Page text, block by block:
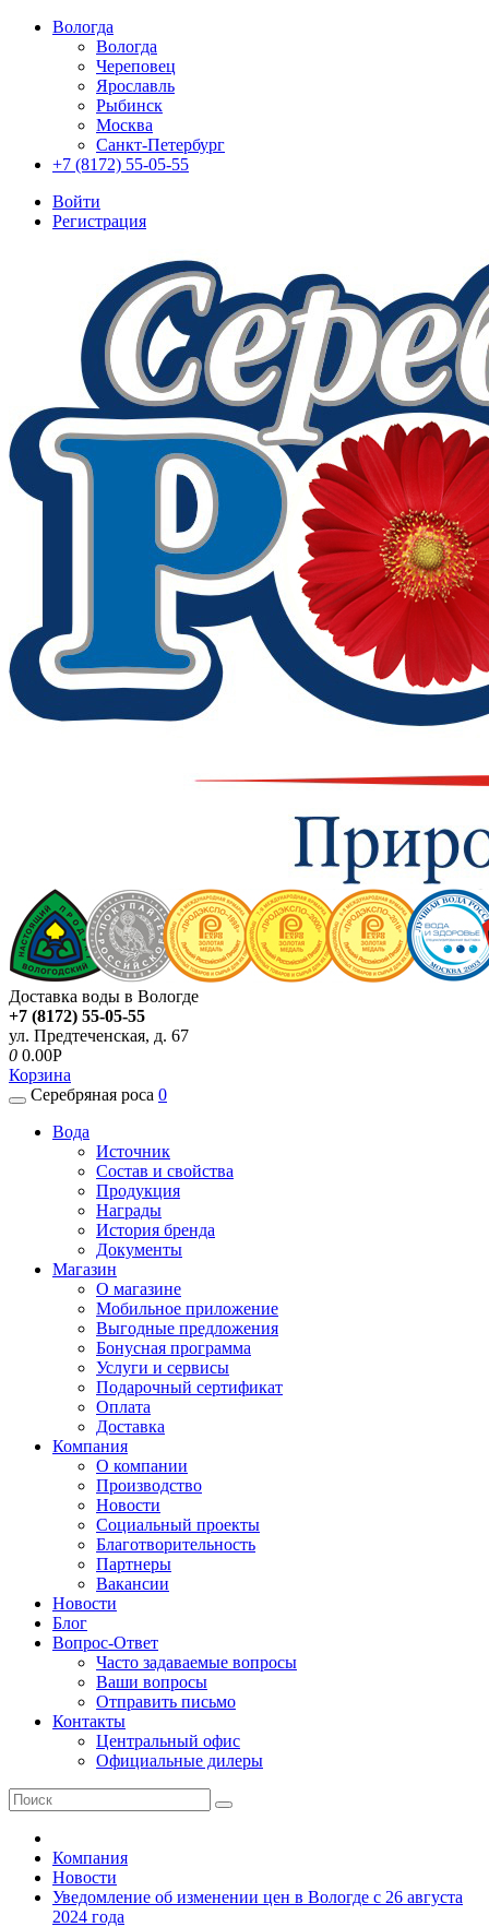
Вологда
Вологда
Череповец
Ярославль
Рыбинск
Москва
Санкт-Петербург
+7 (8172) 55-05-55
Войти
Регистрация
Доставка воды в Вологде
+7 (8172) 55-05-55
ул. Предтеченская, д. 67
0 0.00P
Корзина
Серебряная роса 0
Вода
Источник
Состав и свойства
Продукция
Награды
История бренда
Документы
Магазин
О магазине
Мобильное приложение
Выгодные предложения
Бонусная программа
Услуги и сервисы
Подарочный сертификат
Оплата
Доставка
Компания
О компании
Производство
Новости
Социальный проекты
Благотворительность
Партнеры
Вакансии
Новости
Блог
Вопрос-Ответ
Часто задаваемые вопросы
Ваши вопросы
Отправить письмо
Контакты
Центральный офис
Официальные дилеры
Компания
Новости
Уведомление об изменении цен в Вологде с 26 августа
2024 года